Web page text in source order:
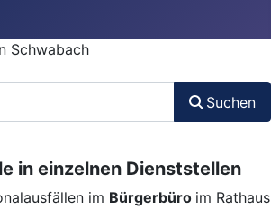
Suchen
in einzelnen Dienststellen
im Bürgerbüro im Rathaus